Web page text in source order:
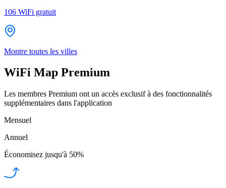
106 WiFi gratuit
Montre toutes les villes
WiFi Map Premium
Les membres Premium ont un accès exclusif à des fonctionnalités
supplémentaires dans l'application
Mensuel
Annuel
Économisez jusqu'à 50%